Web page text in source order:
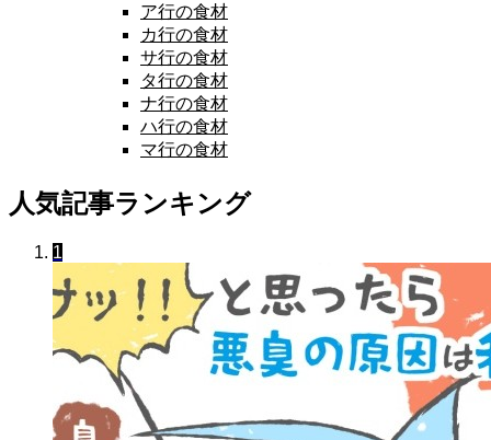
ア行の食材
カ行の食材
サ行の食材
タ行の食材
ナ行の食材
ハ行の食材
マ行の食材
人気記事ランキング
1